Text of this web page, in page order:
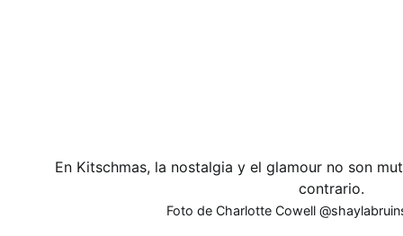
En Kitschmas, la nostalgia y el glamour no son
contrario.
Foto de Charlotte Cowell